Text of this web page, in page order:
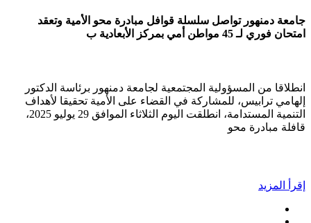
جامعة دمنهور تواصل سلسلة قوافل مبادرة محو الأمية وتعقد
امتحان فوري لـ 45 مواطن أمي بمركز الأبعادية ب
انطلاقا من المسؤولية المجتمعية لجامعة دمنهور برئاسة الدكتور
إلهامي ترابيس، للمشاركة في القضاء على الأمية تحقيقا لأهداف
التنمية المستدامة، انطلقت اليوم الثلاثاء الموافق 29 يوليو 2025،
قافلة مبادرة محو
إقرأ المزيد